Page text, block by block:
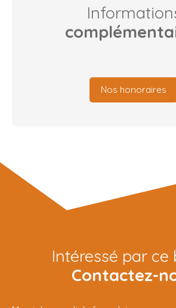
Nos honoraires
Intéressé par ce
Contactez-